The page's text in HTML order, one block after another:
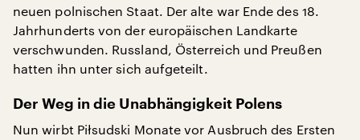
neuen polnischen Staat. Der alte war Ende des 18.
Jahrhunderts von der europäischen Landkarte
verschwunden. Russland, Österreich und Preußen
hatten ihn unter sich aufgeteilt.
Der Weg in die Unabhängigkeit Polens
Nun wirbt Piłsudski Monate vor Ausbruch des Ersten